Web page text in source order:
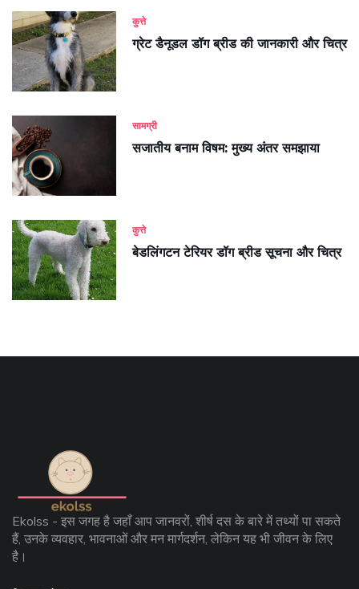
कुत्ते
ग्रेट डैनूडल डॉग ब्रीड की जानकारी और चित्र
सामग्री
सजातीय बनाम विषम: मुख्य अंतर समझाया
कुत्ते
बेडलिंगटन टेरियर डॉग ब्रीड सूचना और चित्र
Ekolss - इस जगह है जहाँ आप जानवरों, शीर्ष दस के बारे में तथ्यों पा सकते
हैं, उनके व्यवहार, भावनाओं और मन मार्गदर्शन, लेकिन यह भी जीवन के लिए
है।